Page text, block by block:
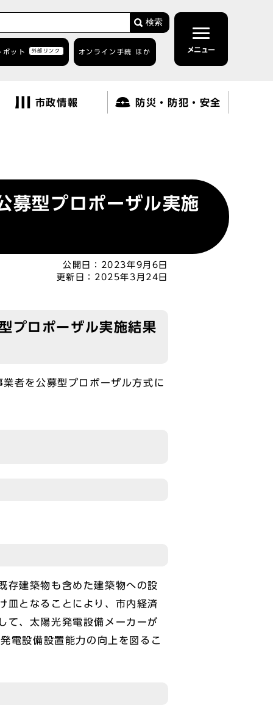
検索
ボット 外部リンク オンライン手続 ほか メニュー
市政情報 防災・防犯・安全
募型プロポーザル実施
公開日：
2023年9月6日
更新日： 2025年3月24日
プロポーザル実施結果
者を公募型プロポーザル方式に
存建築物も含めた建築物への設
皿となることにより、市内経済
て、太陽光発電設備メーカーが
電設備設置能力の向上を図るこ